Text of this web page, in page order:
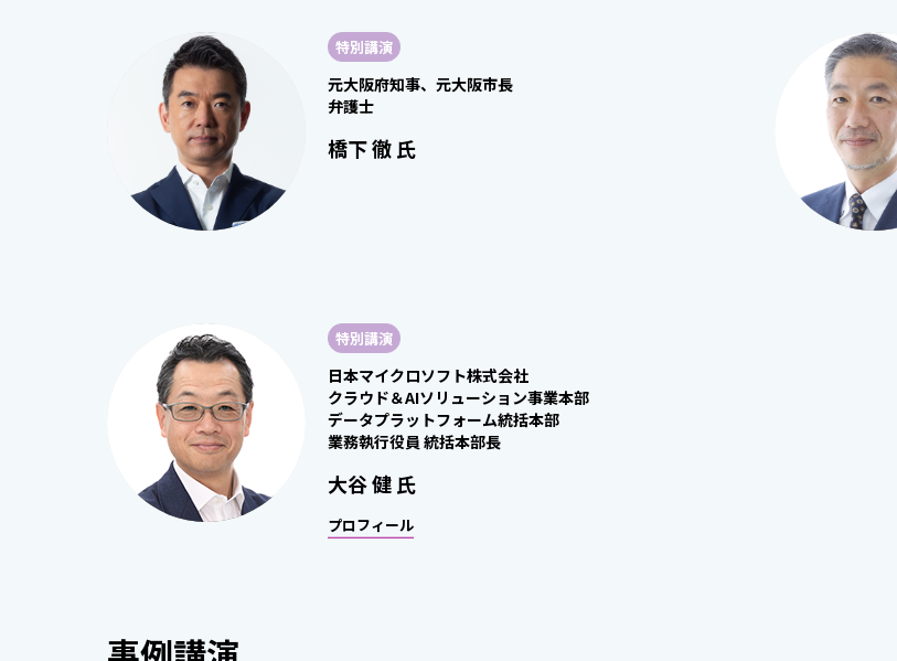
特別講演
元大阪府知事、元大阪市長
弁護士
橋下 徹 氏
特別講演
日本マイクロソフト株式会社
クラウド＆AIソリューション事業本部
データプラットフォーム統括本部
業務執行役員 統括本部長
大谷 健 氏
プロフィール